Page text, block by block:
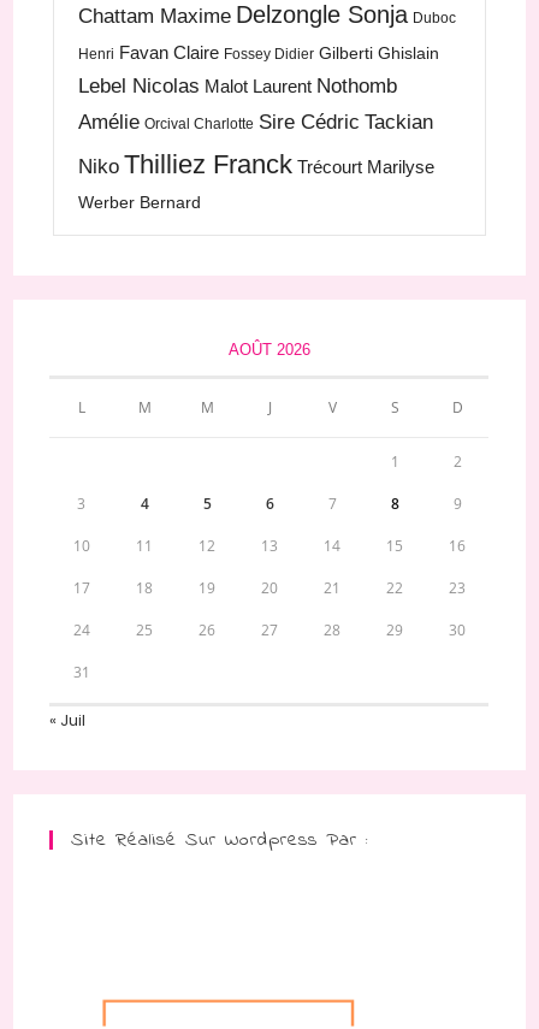
Chattam Maxime Delzongle Sonja Duboc
Henri Favan Claire Fossey Didier Gilberti Ghislain
Lebel Nicolas Malot Laurent Nothomb
Amélie Orcival Charlotte Sire Cédric Tackian
Niko Thilliez Franck Trécourt Marilyse
Werber Bernard
AOÛT 2026
L M M J V S D
1 2
3 4 5 6 7 8 9
10 11 12 13 14 15 16
17 18 19 20 21 22 23
24 25 26 27 28 29 30
31
« Juil
Site Réalisé Sur Wordpress Par :